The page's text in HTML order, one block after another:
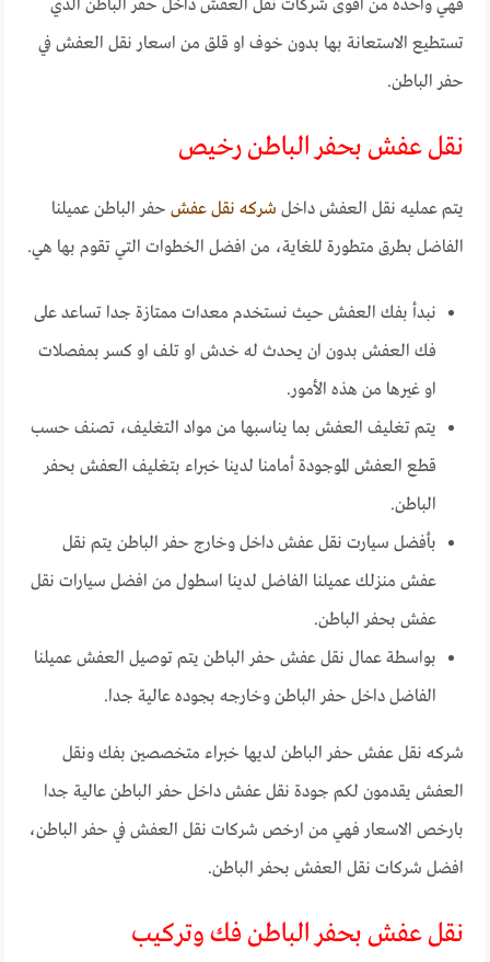
فهي واحده من اقوى شركات نقل العفش داخل حفر الباطن الذي
تستطيع الاستعانة بها بدون خوف او قلق من اسعار نقل العفش في
حفر الباطن.
نقل عفش بحفر الباطن رخيص
يتم عمليه نقل العفش داخل شركه نقل عفش حفر الباطن عميلنا
الفاضل بطرق متطورة للغاية، من افضل الخطوات التي تقوم بها هي.
نبدأ بفك العفش حيث نستخدم معدات ممتازة جدا تساعد على
فك العفش بدون ان يحدث له خدش او تلف او كسر بمفصلات
او غيرها من هذه الأمور.
يتم تغليف العفش بما يناسبها من مواد التغليف، تصنف حسب
قطع العفش الموجودة أمامنا لدينا خبراء بتغليف العفش بحفر
الباطن.
بأفضل سيارت نقل عفش داخل وخارج حفر الباطن يتم نقل
عفش منزلك عميلنا الفاضل لدينا اسطول من افضل سيارات نقل
عفش بحفر الباطن.
بواسطة عمال نقل عفش حفر الباطن يتم توصيل العفش عميلنا
الفاضل داخل حفر الباطن وخارجه بجوده عالية جدا.
شركه نقل عفش حفر الباطن لديها خبراء متخصصين بفك ونقل
العفش يقدمون لكم جودة نقل عفش داخل حفر الباطن عالية جدا
بارخص الاسعار فهي من ارخص شركات نقل العفش في حفر الباطن،
افضل شركات نقل العفش بحفر الباطن.
نقل عفش بحفر الباطن فك وتركيب